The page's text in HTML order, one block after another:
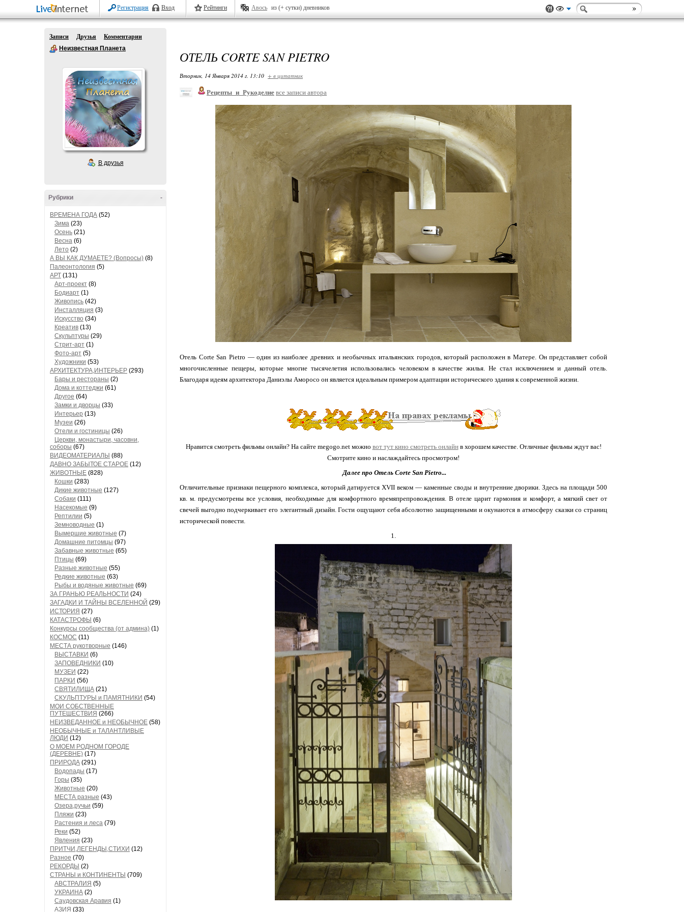
Регистрация Вход Рейтинги Авось из (+ сутки) дневников
Записи Друзья
Комментарии
Неизвестная Планета
В друзья
-
Рубрики
ВРЕМЕНА ГОДА (52)
Зима (23)
Осень (21)
Весна (6)
Лето (2)
А ВЫ КАК ДУМАЕТЕ? (Вопросы) (8)
Палеонтология (5)
АРТ (131)
Арт-проект (8)
Бодиарт (1)
Живопись (42)
Инсталляция (3)
Искусство (34)
Креатив (13)
Скульптуры (29)
Стрит-арт (1)
Фото-арт (5)
Художники (53)
АРХИТЕКТУРА,ИНТЕРЬЕР (293)
Бары и рестораны (2)
Дома и коттеджи (61)
Другое (64)
Замки и дворцы (33)
Интерьер (13)
Музеи (26)
Отели и гостиницы (26)
Церкви, монастыри, часовни,
соборы (67)
ВИДЕОМАТЕРИАЛЫ (88)
ДАВНО ЗАБЫТОЕ СТАРОЕ (12)
ЖИВОТНЫЕ (828)
Кошки (283)
Дикие животные (127)
Собаки (111)
Насекомые (9)
Рептилии (5)
Земноводные (1)
Вымершие животные (7)
Домашние питомцы (97)
Забавные животные (65)
Птицы (69)
Разные животные (55)
Редкие животные (63)
Рыбы и водяные животные (69)
ЗА ГРАНЬЮ РЕАЛЬНОСТИ (24)
ЗАГАДКИ И ТАЙНЫ ВСЕЛЕННОЙ (29)
ИСТОРИЯ (27)
КАТАСТРОФЫ (6)
Конкурсы сообщества (от админа) (1)
КОСМОС (11)
МЕСТА рукотворные (146)
ВЫСТАВКИ (6)
ЗАПОВЕДНИКИ (10)
МУЗЕИ (22)
ПАРКИ (56)
СВЯТИЛИЩА (21)
СКУЛЬПТУРЫ и ПАМЯТНИКИ (54)
МОИ СОБСТВЕННЫЕ
ПУТЕШЕСТВИЯ (266)
НЕИЗВЕДАННОЕ и НЕОБЫЧНОЕ (58)
НЕОБЫЧНЫЕ и ТАЛАНТЛИВЫЕ
ЛЮДИ (12)
О МОЕМ РОДНОМ ГОРОДЕ
(ДЕРЕВНЕ) (17)
ПРИРОДА (291)
Водопады (17)
Горы (35)
Животные (20)
МЕСТА разные (43)
Озера,ручьи (59)
Пляжи (23)
Растения и леса (79)
Реки (52)
Явления (23)
ПРИТЧИ,ЛЕГЕНДЫ,СТИХИ (12)
Разное (70)
РЕКОРДЫ (2)
СТРАНЫ и КОНТИНЕНТЫ (709)
АВСТРАЛИЯ (5)
УКРАИНА (2)
Саудовская Аравия (1)
АЗИЯ (33)
ОТЕЛЬ CORTE SAN PIETRO
Вторник, 14 Января 2014 г. 13:10 + в цитатник
Рецепты_и_Рукоделие все записи автора
Отель Corte San Pietro — один из наиболее древних и необычных итальянских городов, который расположен в Матере. Он представляет собой
многочисленные пещеры, которые многие тысячелетия использовались человеком в качестве жилья. Не стал исключением и данный отель.
Благодаря идеям архитектора Даниэлы Аморосо он является идеальным примером адаптации исторического здания к современной жизни.
Нравится смотреть фильмы онлайн? На сайте megogo.net можно вот тут кино смотреть онлайнв хорошем качестве. Отличные фильмы ждут вас!
Смотрите кино и наслаждайтесь просмотром!
Далее про Отель Corte San Pietro...
Отличительные признаки пещерного комплекса, который датируется XVII веком — каменные своды и внутренние дворики. Здесь на площади 500
кв. м. предусмотрены все условия, необходимые для комфортного времяпрепровождения. В отеле царит гармония и комфорт, а мягкий свет от
свечей выгодно подчеркивает его элегантный дизайн. Гости ощущают себя абсолютно защищенными и окунаются в атмосферу сказки со страниц
исторической повести.
1.